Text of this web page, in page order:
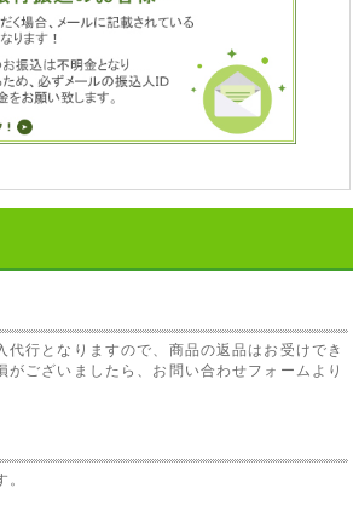
代行となりますので、商品の返品はお受けでき
がございましたら、お問い合わせフォームより
。